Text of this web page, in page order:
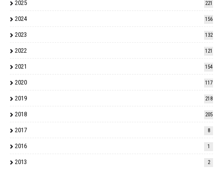
2025 221
2024 156
2023 132
2022 121
2021 154
2020 117
2019 218
2018 205
2017 8
2016 1
2013 2